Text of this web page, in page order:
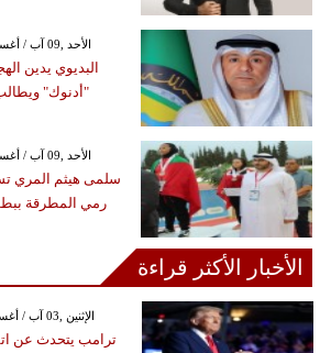
GMT 21:16 2026 الأحد ,09 آب / أغسطس
البديوي يدين
"أدنوك"
GMT 21:39 2026 الأحد ,09 آب / أغسطس
سلمى هيثم المري
رمي المطرقة
الأخبار الأكثر قراءة
GMT 19:48 2026 الإثنين ,03 آب / أغسطس
ترامب يتحدث عن